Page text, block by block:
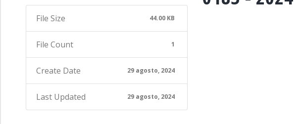
File Size 44.00 KB
File Count 1
Create Date 29 agosto, 2024
Last Updated 29 agosto, 2024